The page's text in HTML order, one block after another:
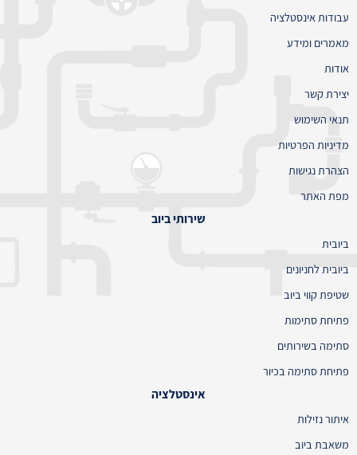
עבודות אינסטלציה
מאמרים ומידע
אודות
יצירת קשר
תנאי השימוש
מדיניות הפרטיות
הצהרת נגישות
מפת האתר
שירותי ביוב
ביובית
ביובית לחניונים
שטיפת קווי ביוב
פתיחת סתימות
סתימה בשירותים
פתיחת סתימה בכיור
אינסטלציה
איתור נזילות
משאבת ביוב